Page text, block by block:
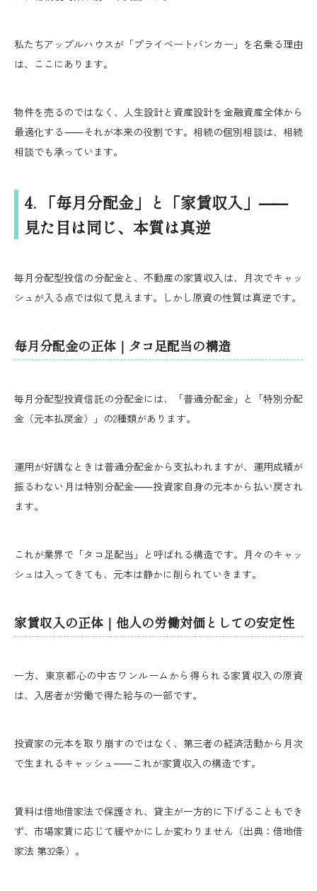
私たちアップルハウスが「プライベートバンカー」を名乗る理由
は、ここにあります。
物件を売るのではなく、人生設計と資産設計を金融資産全体から
最適化する⸺それが本来の役割です。相続の個別相談は、相続
相談でも承っています。
4. 「毎月分配金」と「家賃収入」⸺
見た目は同じ、本質は真逆
毎月分配型投信の分配金と、不動産の家賃収入は、月次でキャッ
シュが入る点では似て見えます。しかし原資の性質は真逆です。
毎月分配金の正体｜タコ足配当の構造
毎月分配型投資信託の分配金には、「普通分配金」と「特別分配
金（元本払戻金）」の2種類があります。
運用が好調なときは普通分配金から支払われますが、運用成績が
振るわない月は特別分配金⸺投資家自身の元本から払い戻され
ます。
これが業界で「タコ足配当」と呼ばれる構造です。月々のキャッ
シュは入ってきても、元本は静かに削られていきます。
家賃収入の正体｜他人の労働対価としての安定性
一方、東京都心の中古ワンルームから得られる家賃収入の原資
は、入居者が労働で得た給与の一部です。
投資家の元本を取り崩すのではなく、第三者の経済活動から月次
で生まれるキャッシュ⸺これが家賃収入の構造です。
賃料は借地借家法で保護され、貸主が一方的に下げることもでき
ず、市場家賃に応じて緩やかにしか変わりません（出典：借地借
家法 第32条）。